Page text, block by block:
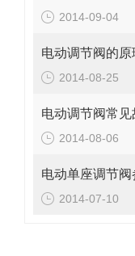
2014-09-04
电动调节阀的原
2014-08-25
电动调节阀常
2014-08-06
电动单座调节阀
2014-07-10